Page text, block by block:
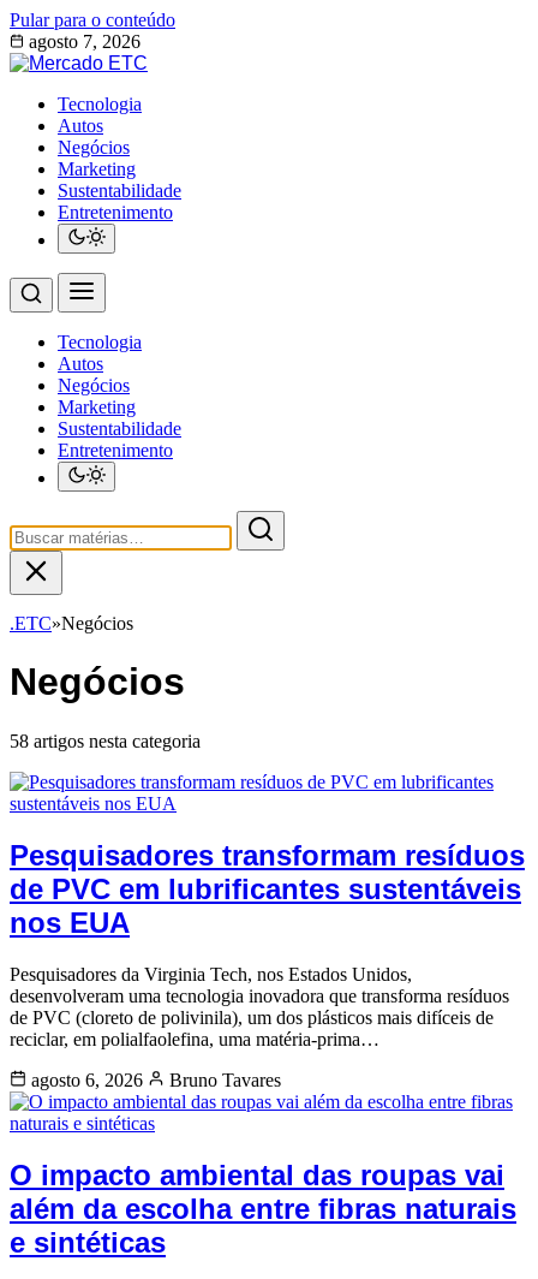
Pular para o conteúdo
agosto 7, 2026
Tecnologia
Autos
Negócios
Marketing
Sustentabilidade
Entretenimento
Tecnologia
Autos
Negócios
Marketing
Sustentabilidade
Entretenimento
.ETC»Negócios
Negócios
58 artigos nesta categoria
Pesquisadores transformam resíduos
de PVC em lubrificantes sustentáveis
nos EUA
Pesquisadores da Virginia Tech, nos Estados Unidos,
desenvolveram uma tecnologia inovadora que transforma resíduos
de PVC (cloreto de polivinila), um dos plásticos mais difíceis de
reciclar, em polialfaolefina, uma matéria-prima…
agosto 6, 2026
Bruno Tavares
O impacto ambiental das roupas vai
além da escolha entre fibras naturais
e sintéticas